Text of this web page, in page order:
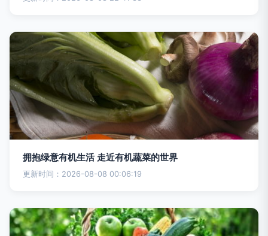
拥抱绿意有机生活 走近有机蔬菜的世界
更新时间：2026-08-08 00:06:19